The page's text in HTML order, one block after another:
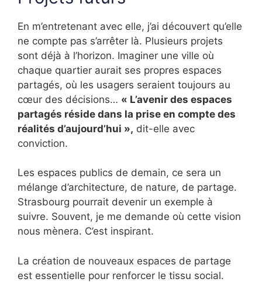
En m’entretenant avec elle, j’ai découvert qu’elle
ne compte pas s’arrêter là. Plusieurs projets
sont déjà à l’horizon. Imaginer une ville où
chaque quartier aurait ses propres espaces
partagés, où les usagers seraient toujours au
cœur des décisions… « L’avenir des espaces
partagés réside dans la prise en compte des
réalités d’aujourd’hui », dit-elle avec
conviction.
Les espaces publics de demain, ce sera un
mélange d’architecture, de nature, de partage.
Strasbourg pourrait devenir un exemple à
suivre. Souvent, je me demande où cette vision
nous mènera. C’est inspirant.
La création de nouveaux espaces de partage
est essentielle pour renforcer le tissu social.